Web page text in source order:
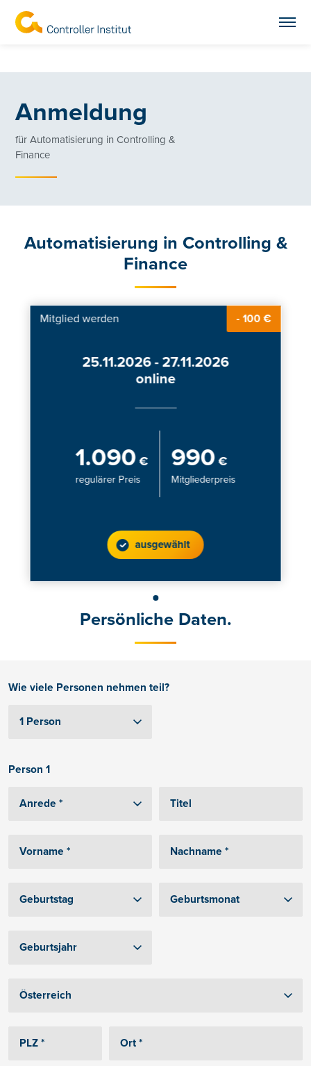
Anmeldung
für Automatisierung in Controlling &
Finance
Automatisierung in Controlling &
Finance
Mitglied werden - 100 €
25.11.2026 - 27.11.2026
online
1.090 €
regulärer Preis
990 €
Mitgliederpreis
ausgewählt
Persönliche Daten.
Wie viele Personen nehmen teil?
Person 1